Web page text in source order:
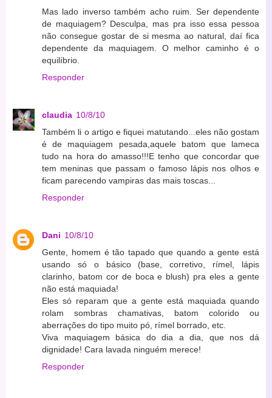
Mas lado inverso também acho ruim. Ser dependente
de maquiagem? Desculpa, mas pra isso essa pessoa
não consegue gostar de si mesma ao natural, daí fica
dependente da maquiagem. O melhor caminho é o
equilíbrio.
Responder
claudia 10/8/10
Também li o artigo e fiquei matutando...eles não gostam
é de maquiagem pesada,aquele batom que lameca
tudo na hora do amasso!!!E tenho que concordar que
tem meninas que passam o famoso lápis nos olhos e
ficam parecendo vampiras das mais toscas...
Responder
Dani 10/8/10
Gente, homem é tão tapado que quando a gente está
usando só o básico (base, corretivo, rímel, lápis
clarinho, batom cor de boca e blush) pra eles a gente
não está maquiada!
Eles só reparam que a gente está maquiada quando
rolam sombras chamativas, batom colorido ou
aberrações do tipo muito pó, rímel borrado, etc.
Viva maquiagem básica do dia a dia, que nos dá
dignidade! Cara lavada ninguém merece!
Responder